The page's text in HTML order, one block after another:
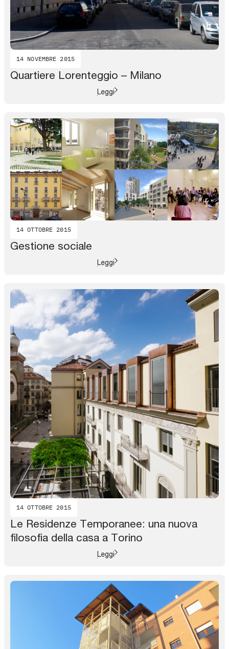
14 NOVEMBRE 2015
Quartiere Lorenteggio – Milano
Leggi
14 OTTOBRE 2015
Gestione sociale
Leggi
14 OTTOBRE 2015
Le Residenze Temporanee: una nuova
filosofia della casa a Torino
Leggi